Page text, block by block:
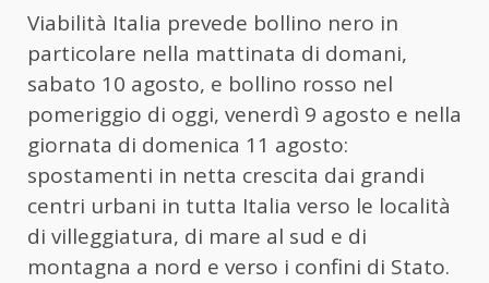
Viabilità Italia prevede bollino nero in
particolare nella mattinata di domani,
sabato 10 agosto, e bollino rosso nel
pomeriggio di oggi, venerdì 9 agosto e nella
giornata di domenica 11 agosto:
spostamenti in netta crescita dai grandi
centri urbani in tutta Italia verso le località
di villeggiatura, di mare al sud e di
montagna a nord e verso i confini di Stato.